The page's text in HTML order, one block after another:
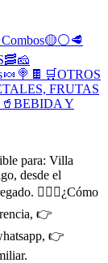
🥩
🧀
🍭 🍫 🛒OTROS
FRUTAS
🥤BEBIDA Y
para: Villa
desde el
🤷🏻‍♂¿Cómo
👉
👉